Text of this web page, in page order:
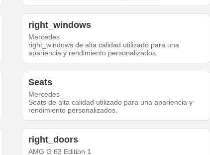
right_windows
Mercedes
right_windows de alta calidad utilizado para una
apariencia y rendimiento personalizados.
Seats
Mercedes
Seats de alta calidad utilizado para una apariencia y
rendimiento personalizados.
right_doors
AMG G 63 Edition 1